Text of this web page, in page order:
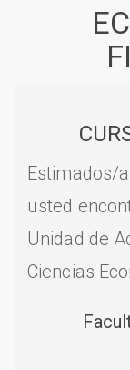
Estimados/
usted
Unidad de
Ciencias